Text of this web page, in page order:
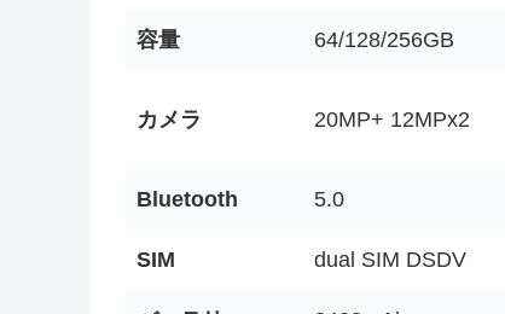
容量 64/128/256GB
カメラ 20MP+ 12MPx2
Bluetooth 5.0
SIM dual SIM DSDV